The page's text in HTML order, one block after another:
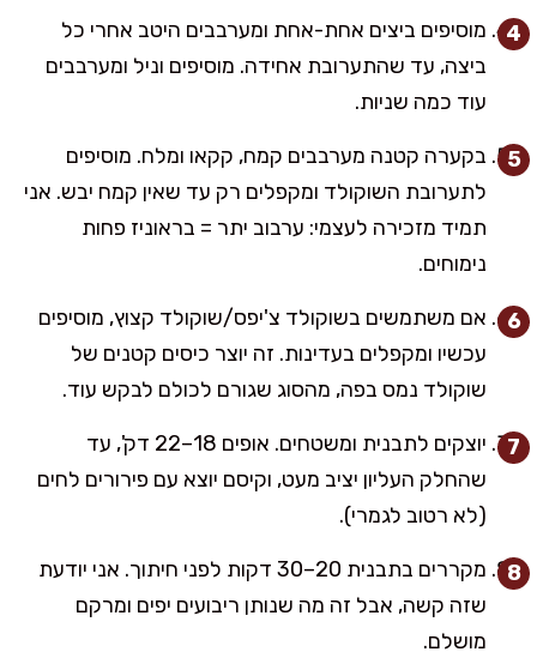
מוסיפים ביצים אחת-אחת ומערבבים היטב אחרי כל
ביצה, עד שהתערובת אחידה. מוסיפים וניל ומערבבים
עוד כמה שניות.
בקערה קטנה מערבבים קמח, קקאו ומלח. מוסיפים
לתערובת השוקולד ומקפלים רק עד שאין קמח יבש. אני
תמיד מזכירה לעצמי: ערבוב יתר = בראוניז פחות
נימוחים.
אם משתמשים בשוקולד צ'יפס/שוקולד קצוץ, מוסיפים
עכשיו ומקפלים בעדינות. זה יוצר כיסים קטנים של
שוקולד נמס בפה, מהסוג שגורם לכולם לבקש עוד.
יוצקים לתבנית ומשטחים. אופים 18–22 דק', עד
שהחלק העליון יציב מעט, וקיסם יוצא עם פירורים לחים
(לא רטוב לגמרי).
מקררים בתבנית 20–30 דקות לפני חיתוך. אני יודעת
שזה קשה, אבל זה מה שנותן ריבועים יפים ומרקם
מושלם.